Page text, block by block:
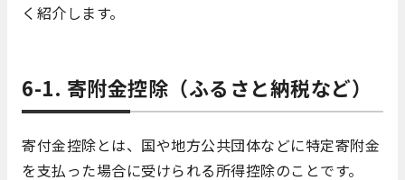
く紹介します。
6-1. 寄附金控除（ふるさと納税など）
寄付金控除とは、国や地方公共団体などに特定寄附金
を支払った場合に受けられる所得控除のことです。